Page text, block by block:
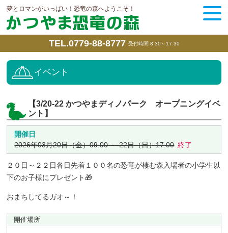
夢とロマンがいっぱい！恐竜の森へようこそ！
TEL.0779-88-8777 受付時間 8:30～17:30
イベント
【3/20-22 かつやまディノパーク オープニングイベ
ント】
開催日
2026年03月20日（金）09:00 ～ 22日（日）17:00 終了
２０日～２２日各日先着１００名の恐竜が棲む森入場者の小学生以
下のお子様にプレゼント🎁
おまちしてるガオ～！
開催場所